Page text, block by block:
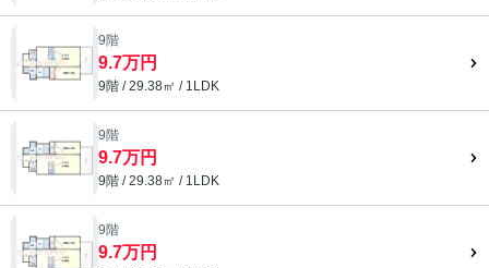
9階
9.7万円
9階 / 29.38㎡ / 1LDK
9階
9.7万円
9階 / 29.38㎡ / 1LDK
9階
9.7万円